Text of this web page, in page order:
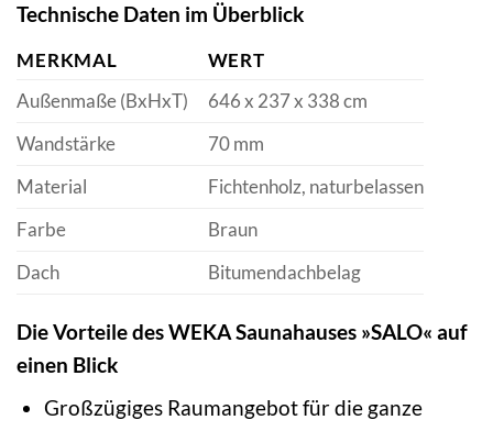
Technische Daten im Überblick
MERKMAL
WERT
Außenmaße (BxHxT)
646 x 237 x 338 cm
Wandstärke
70 mm
Material
Fichtenholz, naturbelassen
Farbe
Braun
Dach
Bitumendachbelag
Die Vorteile des WEKA Saunahauses »SALO« auf
einen Blick
Großzügiges Raumangebot für die ganze